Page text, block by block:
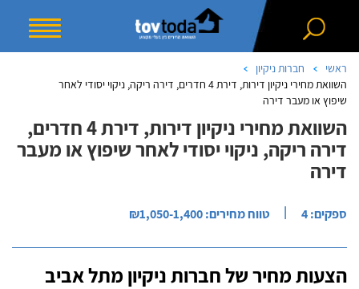
ראשי
חברות ניקיון
השוואת מחירי ניקיון דירות, דירת 4 חדרים, דירה ריקה, ניקוי יסודי לאחר
שיפוץ או מעבר דירה
השוואת מחירי ניקיון דירות, דירת 4 חדרים,
דירה ריקה, ניקוי יסודי לאחר שיפוץ או מעבר
דירה
ספקים: 4 | טווח מחירים: ₪1,050-1,400
הצעות מחיר של חברות ניקיון מתל אביב